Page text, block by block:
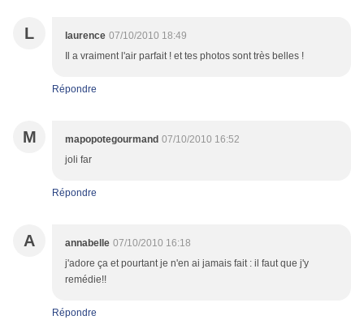
L laurence 07/10/2010 18:49
Il a vraiment l'air parfait ! et tes photos sont très belles !
Répondre
M mapopotegourmand 07/10/2010 16:52
joli far
Répondre
A annabelle 07/10/2010 16:18
j'adore ça et pourtant je n'en ai jamais fait : il faut que j'y
remédie!!
Répondre